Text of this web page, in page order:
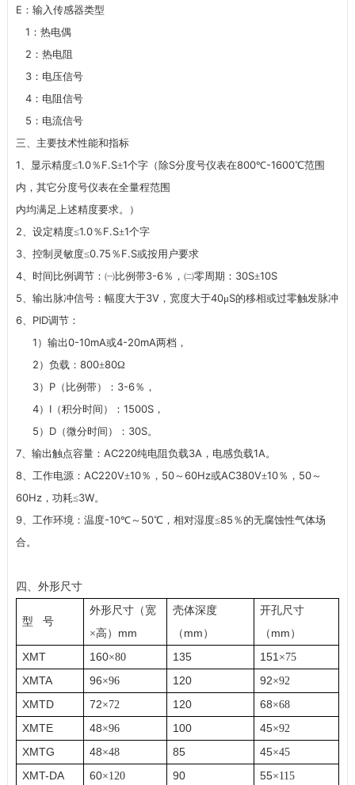
E ：输入传感器类型
1 ：热电偶
2 ：热电阻
3：电压信号
4：电阻信号
5 ：电流信号
三、主要技术性能和指标
1、显示精度≤1.0％ F.S±1个字（除S分度号仪表在800℃-1600℃范围
内，其它分度号仪表在全量程范围
内均满足上述精度要求。）
2、设定精度≤1.0％ F.S±1个字
3、控制灵敏度≤0.75 ％ F.S或按用户要求
4、时间比例调节：㈠比例带3-6％，㈡零周期： 30S±10S
5、输出脉冲信号：幅度大于3V，宽度大于40μS的移相或过零触发脉冲
6、 PID调节：
1 ）输出0-10mA或4-20mA两档，
2 ）负载： 800±80Ω
3） P（比例带）： 3-6％，
4） I（积分时间）： 1500S，
5 ） D（微分时间）： 30S。
7、输出触点容量： AC220纯电阻负载3A，电感负载1A。
8、工作电源： AC220V±10％， 50～ 60Hz或AC380V±10％， 50～
60Hz，功耗≤3W。
9、工作环境：温度-10℃～ 50℃，相对湿度≤85 ％的无腐蚀性气体场
合。
四、外形尺寸
型 号
外形尺寸（宽
×高） mm
壳体深度
（ mm ）
开孔尺寸
（ mm ）
XMT 160×80 135 151×75
XMTA 96×96 120 92×92
XMTD 72×72 120 68×68
XMTE 48×96 100 45×92
XMTG 48×48 85 45×45
XMT-DA 60×120 90 55×115